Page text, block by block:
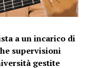
a un incarico di
supervisioni
gestite